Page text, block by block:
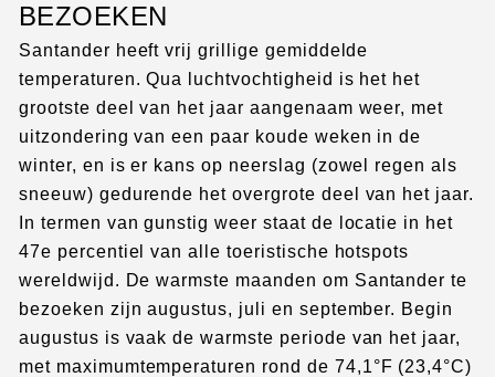
BEZOEKEN
Santander heeft vrij grillige gemiddelde
temperaturen. Qua luchtvochtigheid is het het
grootste deel van het jaar aangenaam weer, met
uitzondering van een paar koude weken in de
winter, en is er kans op neerslag (zowel regen als
sneeuw) gedurende het overgrote deel van het jaar.
In termen van gunstig weer staat de locatie in het
47e percentiel van alle toeristische hotspots
wereldwijd. De warmste maanden om Santander te
bezoeken zijn augustus, juli en september. Begin
augustus is vaak de warmste periode van het jaar,
met maximumtemperaturen rond de 74,1°F (23,4°C)